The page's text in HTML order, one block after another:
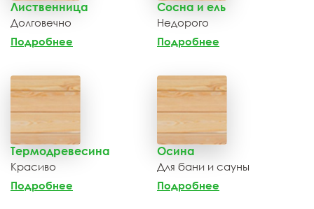
Лиственница
Долговечно
Подробнее
Сосна и ель
Недорого
Подробнее
Термодревесина
Красиво
Подробнее
Осина
Для бани и сауны
Подробнее